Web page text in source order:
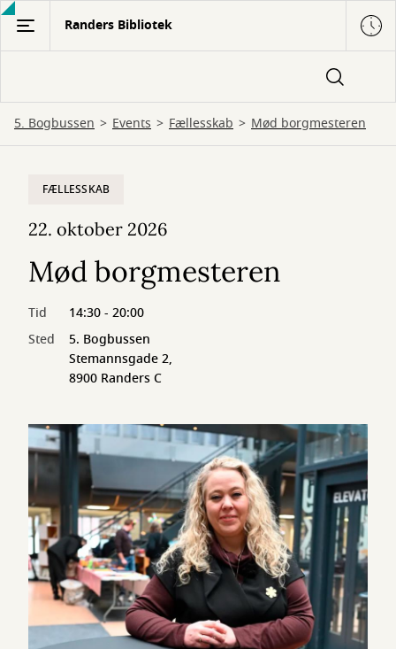
Gå
hovedindhold
Randers Bibliotek
5. Bogbussen Events Fællesskab Mød borgmesteren
FÆLLESSKAB
22. oktober 2026
Mød borgmesteren
Tid
14:30 - 20:00
Sted
5. Bogbussen
Stemannsgade 2,
8900 Randers C